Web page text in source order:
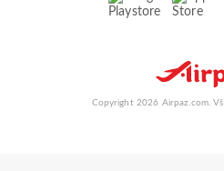
Copyright 2026 Airpaz.com.